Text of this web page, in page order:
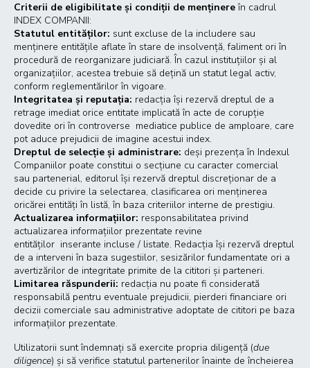
Criterii de eligibilitate și condiții de menținereîn cadrul
INDEX COMPANII:
Statutul entităților: sunt excluse de la includere sau
menținere entitățile aflate în stare de insolvență, faliment ori în
procedură de reorganizare judiciară. În cazul instituțiilor și al
organizațiilor, acestea trebuie să dețină un statut legal activ,
conform reglementărilor în vigoare.
Integritatea și reputația: redacția își rezervă dreptul de a
retrage imediat orice entitate implicată în acte de corupție
dovedite ori în controverse mediatice publice de amploare, care
pot aduce prejudicii de imagine acestui index.
Dreptul de selecție și administrare: deși prezența în Indexul
Companiilor poate constitui o secțiune cu caracter comercial
sau partenerial, editorul își rezervă dreptul discreționar de a
decide cu privire la selectarea, clasificarea ori menținerea
oricărei entități în listă, în baza criteriilor interne de prestigiu.
Actualizarea informațiilor: responsabilitatea privind
actualizarea informațiilor prezentate revine
entităților inserante incluse / listate. Redacția își rezervă dreptul
de a interveni în baza sugestiilor, sesizărilor fundamentate ori a
avertizărilor de integritate primite de la cititori și parteneri.
Limitarea răspunderii: redacția nu poate fi considerată
responsabilă pentru eventuale prejudicii, pierderi financiare ori
decizii comerciale sau administrative adoptate de cititori pe baza
informațiilor prezentate.
Utilizatorii sunt îndemnați să exercite propria diligență (due
diligence) și să verifice statutul partenerilor înainte de încheierea